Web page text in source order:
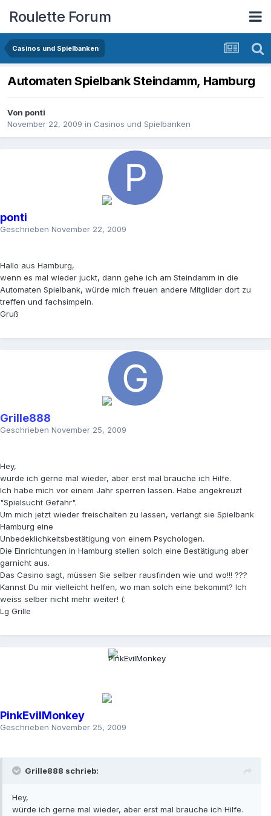
Roulette Forum
Casinos und Spielbanken
Automaten Spielbank Steindamm, Hamburg
Von ponti
November 22, 2009 in Casinos und Spielbanken
ponti
Geschrieben November 22, 2009
Hallo aus Hamburg,
wenn es mal wieder juckt, dann gehe ich am Steindamm in die
Automaten Spielbank, würde mich freuen andere Mitglider dort zu
treffen und fachsimpeln.
Gruß
Grille888
Geschrieben November 25, 2009
Hey,
würde ich gerne mal wieder, aber erst mal brauche ich Hilfe.
Ich habe mich vor einem Jahr sperren lassen. Habe angekreuzt
"Spielsucht Gefahr".
Um mich jetzt wieder freischalten zu lassen, verlangt sie Spielbank
Hamburg eine
Unbedeklichkeitsbestätigung von einem Psychologen.
Die Einrichtungen in Hamburg stellen solch eine Bestätigung aber
garnicht aus.
Das Casino sagt, müssen Sie selber rausfinden wie und wo!!! ???
Kannst Du mir vielleicht helfen, wo man solch eine bekommt? Ich
weiss selber nicht mehr weiter! (:
Lg Grille
PinkEvilMonkey
Geschrieben November 25, 2009
Grille888 schrieb:
Hey,
würde ich gerne mal wieder, aber erst mal brauche ich Hilfe.